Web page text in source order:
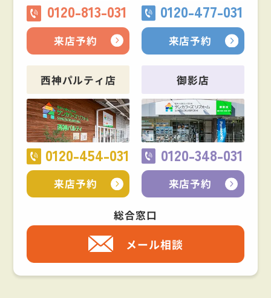
0120-813-031
来店予約
0120-477-031
来店予約
西神パルティ店
0120-454-031
来店予約
御影店
0120-348-031
来店予約
総合窓口
メール相談